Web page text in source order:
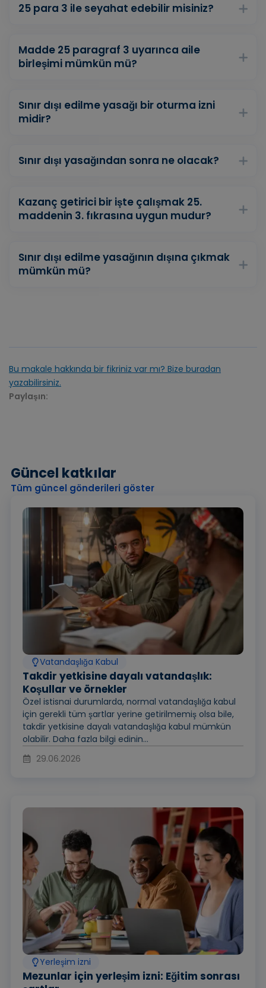
25 para 3 ile seyahat edebilir misiniz?
Madde 25 paragraf 3 uyarınca aile
birleşimi mümkün mü?
Sınır dışı edilme yasağı bir oturma izni
midir?
Sınır dışı yasağından sonra ne olacak?
Kazanç getirici bir işte çalışmak 25.
maddenin 3. fıkrasına uygun mudur?
Sınır dışı edilme yasağının dışına çıkmak
mümkün mü?
Bu makale hakkında bir fikriniz var mı? Bize buradan
yazabilirsiniz.
Paylaşın:
Güncel katkılar
Tüm güncel gönderileri göster
Vatandaşlığa Kabul
Takdir yetkisine dayalı vatandaşlık:
Koşullar ve örnekler
Özel istisnai durumlarda, normal vatandaşlığa kabul
için gerekli tüm şartlar yerine getirilmemiş olsa bile,
takdir yetkisine dayalı vatandaşlığa kabul mümkün
olabilir. Daha fazla bilgi edinin...
29.06.2026
Yerleşim izni
Mezunlar için yerleşim izni: Eğitim sonrası